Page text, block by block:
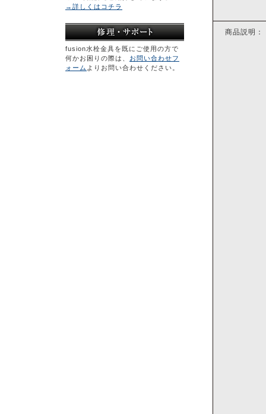
商品説明：
→詳しくはコチラ
fusion水栓金具を既にご使用の方で
何かお困りの際は、 お問い合わせフ
ォーム よりお問い合わせください。